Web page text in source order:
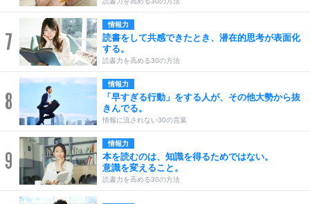
7
情報力
読書をして共感できたとき、潜在的思考が表面化
する。
読書力を高める30の方法
8
情報力
「早すぎる行動」をする人が、その他大勢から抜
きんでる。
情報に流されない30の言葉
9
情報力
本を読むのは、知識を得るためではない。
意識を変えること。
読書力を高める30の方法